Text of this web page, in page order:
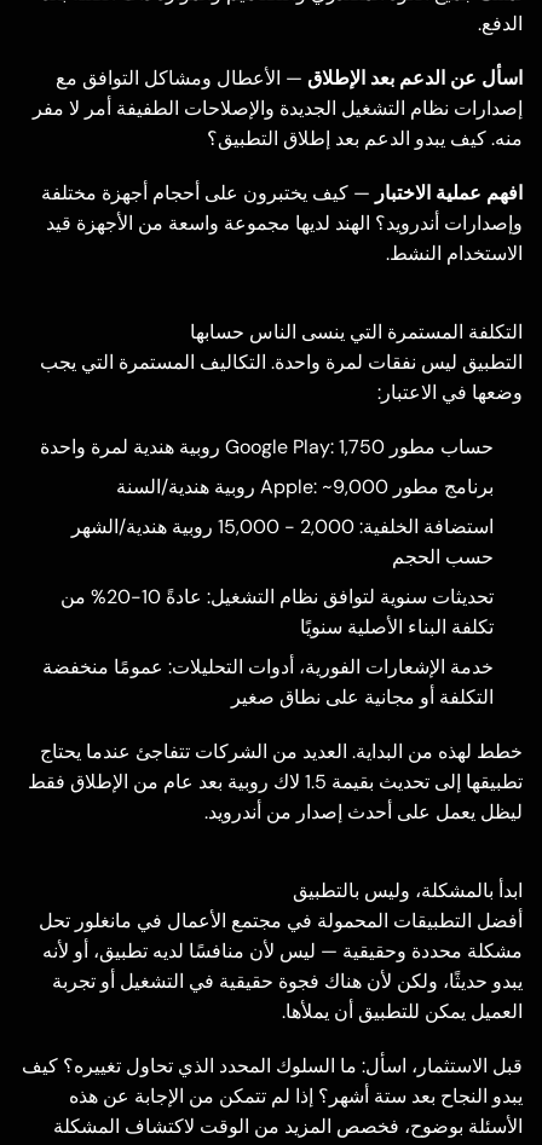
الدفع.
اسأل عن الدعم بعد الإطلاق — الأعطال ومشاكل التوافق مع
إصدارات نظام التشغيل الجديدة والإصلاحات الطفيفة أمر لا مفر
منه. كيف يبدو الدعم بعد إطلاق التطبيق؟
افهم عملية الاختبار — كيف يختبرون على أحجام أجهزة مختلفة
وإصدارات أندرويد؟ الهند لديها مجموعة واسعة من الأجهزة قيد
الاستخدام النشط.
التكلفة المستمرة التي ينسى الناس حسابها
التطبيق ليس نفقات لمرة واحدة. التكاليف المستمرة التي يجب
وضعها في الاعتبار:
حساب مطور Google Play: 1,750 روبية هندية لمرة واحدة
برنامج مطور Apple: ~9,000 روبية هندية/السنة
استضافة الخلفية: 2,000 - 15,000 روبية هندية/الشهر
حسب الحجم
تحديثات سنوية لتوافق نظام التشغيل: عادةً 10-20% من
تكلفة البناء الأصلية سنويًا
خدمة الإشعارات الفورية، أدوات التحليلات: عمومًا منخفضة
التكلفة أو مجانية على نطاق صغير
خطط لهذه من البداية. العديد من الشركات تتفاجئ عندما يحتاج
تطبيقها إلى تحديث بقيمة 1.5 لاك روبية بعد عام من الإطلاق فقط
ليظل يعمل على أحدث إصدار من أندرويد.
ابدأ بالمشكلة، وليس بالتطبيق
أفضل التطبيقات المحمولة في مجتمع الأعمال في مانغلور تحل
مشكلة محددة وحقيقية — ليس لأن منافسًا لديه تطبيق، أو لأنه
يبدو حديثًا، ولكن لأن هناك فجوة حقيقية في التشغيل أو تجربة
العميل يمكن للتطبيق أن يملأها.
قبل الاستثمار، اسأل: ما السلوك المحدد الذي تحاول تغييره؟ كيف
يبدو النجاح بعد ستة أشهر؟ إذا لم تتمكن من الإجابة عن هذه
الأسئلة بوضوح، فخصص المزيد من الوقت لاكتشاف المشكلة